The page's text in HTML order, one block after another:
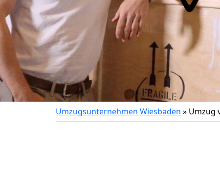
Umzugsunternehmen Wiesbaden » Umzug